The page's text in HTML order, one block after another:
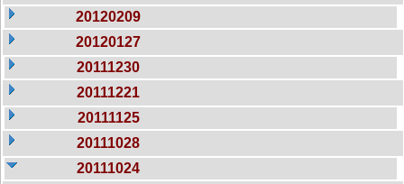
20120209
20120127
20111230
20111221
20111125
20111028
20111024